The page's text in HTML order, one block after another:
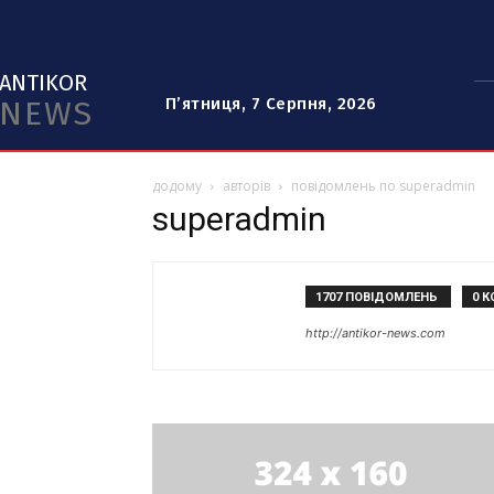
ANTIKOR
NEWS П’ятниця, 7 Серпня, 2026
додому авторів повідомлень по superadmin
superadmin
1707 ПОВІДОМЛЕНЬ 0
http://antikor-news.com